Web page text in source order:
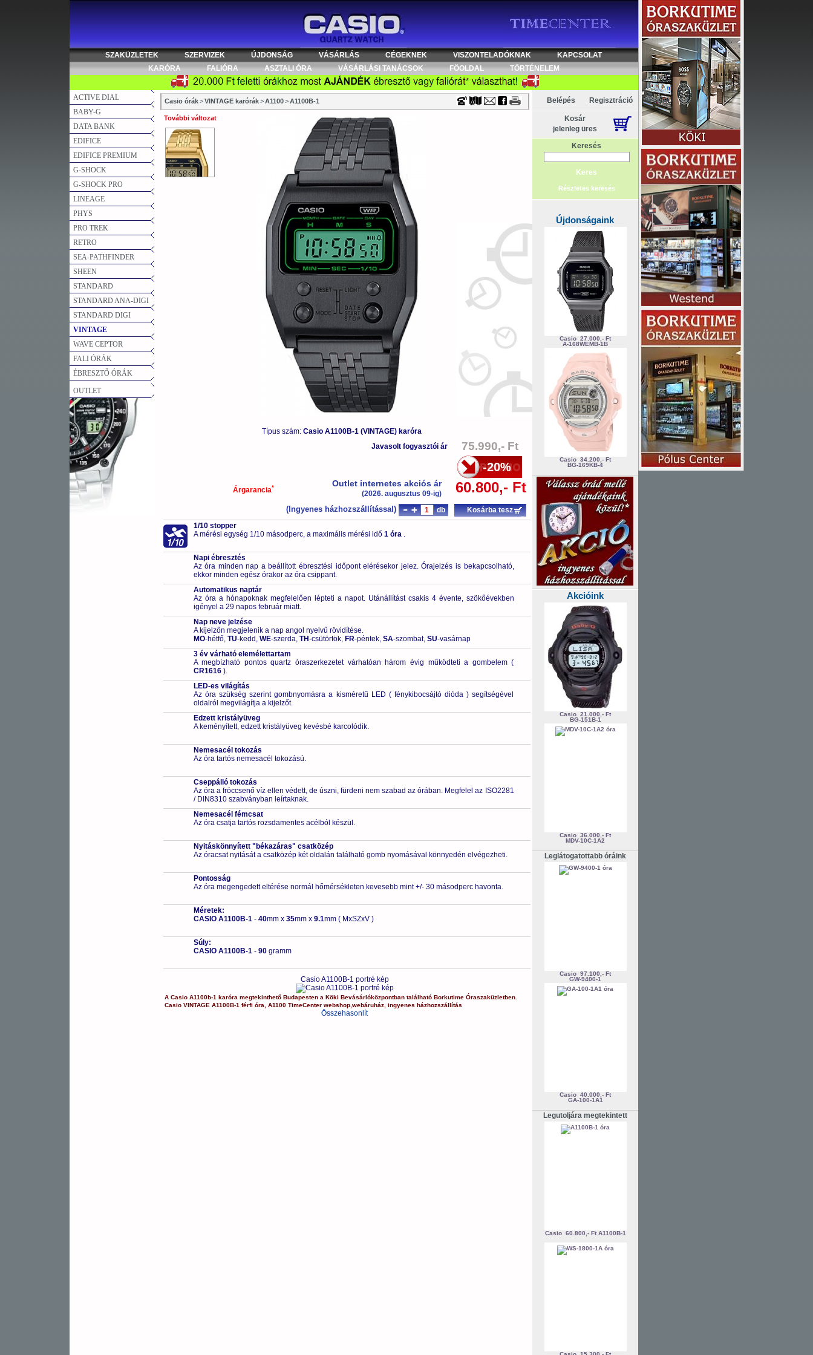
Timecenter
SZAKÜZLETEK SZERVIZEK ÚJDONSÁG VÁSÁRLÁS CÉGEKNEK VISZONTELADÓKNAK
KAPCSOLAT
KARÓRA
FALIÓRA ASZTALI ÓRA VÁSÁRLÁSI TANÁCSOK FÖOLDAL TÖRTÉNELEM
ACTIVE DIAL
BABY-G
DATA BANK
EDIFICE
EDIFICE PREMIUM
G-SHOCK
G-SHOCK PRO
LINEAGE
PHYS
PRO TREK
RETRO
SEA-PATHFINDER
SHEEN
STANDARD
STANDARD ANA-DIGI
STANDARD DIGI
VINTAGE
WAVE CEPTOR
FALI ÓRÁK
ÉBRESZTŐ ÓRÁK
OUTLET
Casio órák > VINTAGE karórák > A1100 > A1100B-1
További változat
Típus szám: Casio A1100B-1 (VINTAGE) karóra
Javasolt fogyasztói ár
75.990,- Ft
Árgarancia*
-20%
Outlet internetes akciós ár
(2026. augusztus 09-ig) 60.800,- Ft
(Ingyenes házhozszállítással) db
Kosárba tesz
1/10 stopper
A mérési egység 1/10 másodperc, a maximális mérési idő 1 óra .
Napi ébresztés
Az óra minden nap a beállított ébresztési időpont elérésekor jelez. Órajelzés is bekapcsolható,
ekkor minden egész órakor az óra csippant.
Automatikus naptár
Az óra a hónapoknak megfelelően lépteti a napot. Utánállítást csakis 4 évente, szökőévekben
igényel a 29 napos február miatt.
Nap neve jelzése
A kijelzőn megjelenik a nap angol nyelvű rövidítése.
MO-hétfő, TU-kedd, WE-szerda, TH-csütörtök, FR-péntek, SA-szombat, SU-vasárnap
3 év várható elemélettartam
A megbízható pontos quartz óraszerkezetet várhatóan három évig működteti a gombelem (
CR1616).
LED-es világítás
Az óra szükség szerint gombnyomásra a kisméretű LED ( fénykibocsájtó dióda ) segítségével
oldalról megvilágítja a kijelzőt.
Edzett kristályüveg
A keményített, edzett kristályüveg kevésbé karcolódik.
Nemesacél tokozás
Az óra tartós nemesacél tokozású.
Cseppálló tokozás
Az óra a fröccsenő víz ellen védett, de úszni, fürdeni nem szabad az órában. Megfelel az ISO2281
/ DIN8310 szabványban leírtaknak.
Nemesacél fémcsat
Az óra csatja tartós rozsdamentes acélból készül.
Nyitáskönnyített "békazáras" csatközép
Az óracsat nyitását a csatközép két oldalán található gomb nyomásával könnyedén elvégezheti.
Pontosság
Az óra megengedett eltérése normál hőmérsékleten kevesebb mint +/- 30 másodperc havonta.
Méretek:
CASIO A1100B-1- 40mm x 35mm x 9.1mm ( MxSZxV )
Súly:
CASIO A1100B-1- 90 gramm
Casio A1100B-1 portré kép
A Casio A1100b-1 karóra megtekinthető Budapesten a Köki Bevásárlóközpontbantalálható Borkutime Óraszaküzletben.
Casio VINTAGE A1100B-1 férfi óra A1100 TimeCenter webshop, webáruház, ingyenes házhozszállítás
Összehasonlít
Belépés Regisztráció
Kosár
jelenleg üres
Keresés
Részletes keresés
Újdonságaink
Casio 27.000,- Ft
A-168WEMB-1B
Casio 34.200,- Ft
BG-169KB-4
Akcióink
Casio 21.000,- Ft
BG-151B-1
Casio 36.000,- Ft
MDV-10C-1A2
Leglátogatottabb óráink
Casio 97.100,- Ft
GW-9400-1
Casio 40.000,- Ft
GA-100-1A1
Legutoljára megtekintett
Casio 60.800,- Ft A1100B-1